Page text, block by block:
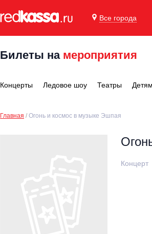
Все города
Билеты на мероприятия
Концерты Ледовое шоу Театры Детям
Главная Огонь и космос в музыке Эшпая
Концерт